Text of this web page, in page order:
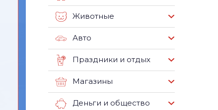
Животные
Авто
Праздники и отдых
Магазины
Деньги и общество